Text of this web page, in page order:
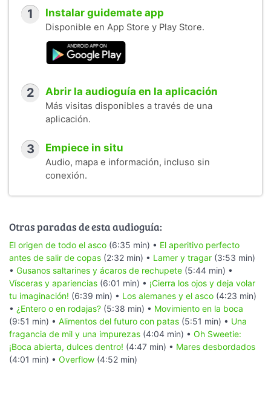
1 Instalar guidemate app
Disponible en App Store y Play Store.
2 Abrir la audioguía en la aplicación
Más visitas disponibles a través de una
aplicación.
3 Empiece in situ
Audio, mapa e información, incluso sin
conexión.
Otras paradas de esta audioguía:
El origen de todo el asco (6:35 min) • El aperitivo perfecto
antes de salir de copas (2:32 min) • Lamer y tragar (3:53 min)
• Gusanos saltarines y ácaros de rechupete (5:44 min) •
Vísceras y apariencias (6:01 min) • ¡Cierra los ojos y deja volar
tu imaginación! (6:39 min) • Los alemanes y el asco (4:23 min)
• ¿Entero o en rodajas? (5:38 min) • Movimiento en la boca
(9:51 min) • Alimentos del futuro con patas (5:51 min) • Una
fragancia de mil y una impurezas (4:04 min) • Oh Sweetie:
¡Boca abierta, dulces dentro! (4:47 min) • Mares desbordados
(4:01 min) • Overflow (4:52 min)